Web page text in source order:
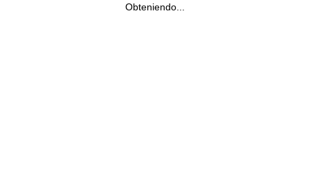
Obteniendo...